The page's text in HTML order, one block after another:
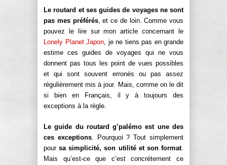
Le routard et ses guides de voyages ne sont
pas mes préférés, et ce de loin. Comme vous
pouvez le lire sur mon article concernant le
Lonely Planet Japon, je ne tiens pas en grande
estime ces guides de voyages qui ne vous
donnent pas tous les point de vues possibles
et qui sont souvent erronés ou pas assez
régulièrement mis à jour. Mais, comme on le dit
si bien en Français, il y à toujours des
exceptions à la règle.
Le guide du routard g’palémo est une des
ces exceptions. Pourquoi ? Tout simplement
poursa simplicité, son utilité et son format.
Mais qu’est-ce que c’est concrètement ce